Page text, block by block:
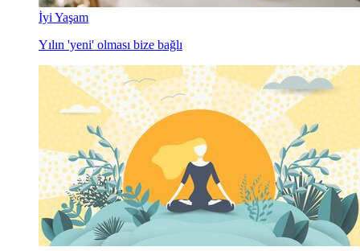
İyi Yaşam
Yılın 'yeni' olması bize bağlı